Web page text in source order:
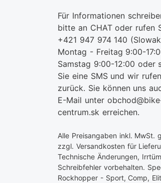
Für Informationen
bitte an CHAT oder rufen
+421 947 974 140
Montag - Freitag 9:00-
Samstag 9:00-12:00 oder
Sie eine SMS und wir
zurück. Sie können uns
E-Mail unter
centrum.sk erreichen.
Alle Preisangaben inkl. MwSt.
zzgl. Versandkosten für
Technische Änderungen,
Schreibfehler vorbehalten.
Rockhopper - Sport, Comp,